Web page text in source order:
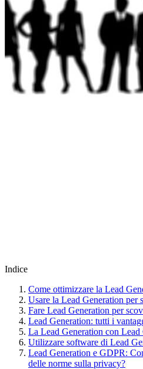
Indice
Come ottimizzare la Lead
Usare la Lead Generation per
Fare Lead Generation per
Lead Generation: tutti i
La Lead Generation con Lead
Utilizzare software di Lead
Lead Generation e GDPR:
delle norme sulla privacy?